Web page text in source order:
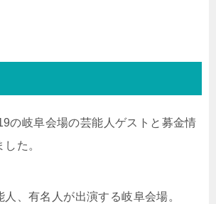
の岐阜会場の芸能人ゲストと募金情
た。
、有名人が出演する岐阜会場。